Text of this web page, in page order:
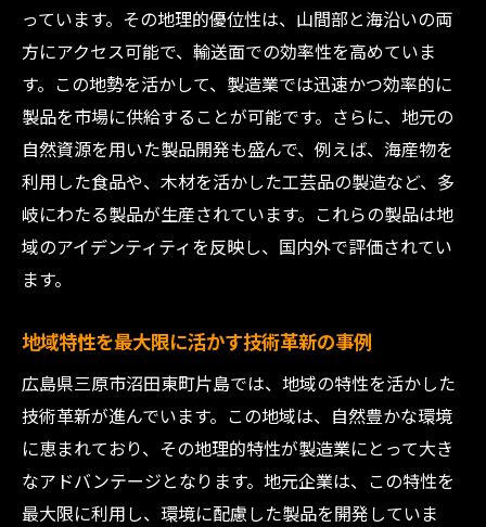
っています。その地理的優位性は、山間部と海沿いの両
方にアクセス可能で、輸送面での効率性を高めていま
す。この地勢を活かして、製造業では迅速かつ効率的に
製品を市場に供給することが可能です。さらに、地元の
自然資源を用いた製品開発も盛んで、例えば、海産物を
利用した食品や、木材を活かした工芸品の製造など、多
岐にわたる製品が生産されています。これらの製品は地
域のアイデンティティを反映し、国内外で評価されてい
ます。
地域特性を最大限に活かす技術革新の事例
広島県三原市沼田東町片島では、地域の特性を活かした
技術革新が進んでいます。この地域は、自然豊かな環境
に恵まれており、その地理的特性が製造業にとって大き
なアドバンテージとなります。地元企業は、この特性を
最大限に利用し、環境に配慮した製品を開発していま